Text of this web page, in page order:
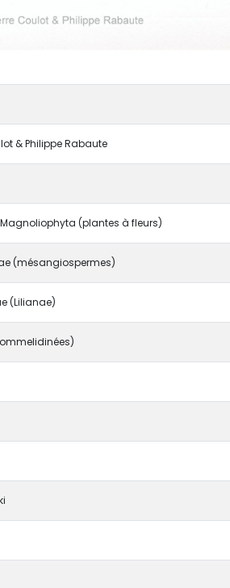
& Philippe Rabaute
(plantes à fleurs)
(mésangiospermes)
(Lilianae)